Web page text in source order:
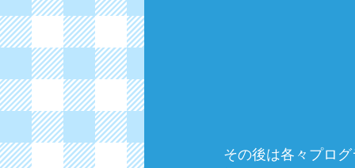
その後は各々プログ